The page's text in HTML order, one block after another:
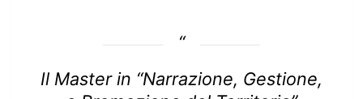
Il Master in “Narrazione, Gestione,